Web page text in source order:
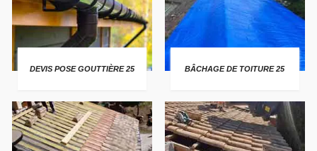
DEVIS POSE GOUTTIÈRE 25 BÂCHAGE DE TOITURE 25